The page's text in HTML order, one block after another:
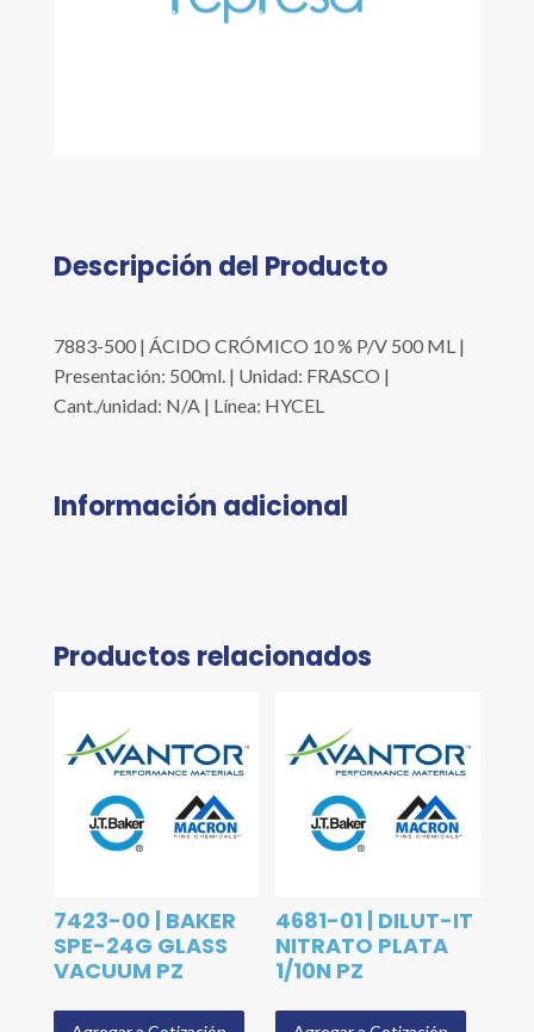
Descripción del Producto
7883-500 | ÁCIDO CRÓMICO 10 % P/V 500 ML |
Presentación: 500ml. | Unidad: FRASCO |
Cant./unidad: N/A | Línea: HYCEL
Información adicional
Productos relacionados
7423-00 | BAKER
SPE-24G GLASS
VACUUM PZ
4681-01 | DILUT-IT
NITRATO PLATA
1/10N PZ